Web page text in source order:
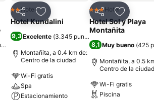
CompartirAgregar a favoritos
2 Estrellas
Hotel
Hotel Kundalini
9,3Excelente (3.345 puntuaciones
Montañita, a 0.4 km de:
Centro de la ciudad
Wi-Fi gratis
Spa
Estacionamiento
CompartirAgregar
3 Estrellas
Hotel
Hotel Sol y Playa
Montañita
8,1 Muy bueno (425
Montañita, a 0.5
Centro de la ciudad
Wi-Fi gratis
Piscina